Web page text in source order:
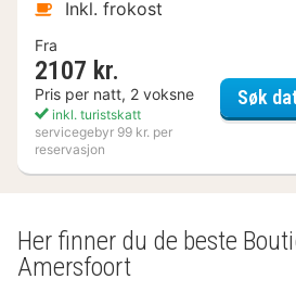
Inkl. frokost
Fra
2107 kr.
Pris per natt, 2 voksne
inkl. turistskatt
servicegebyr 99 kr. per
reservasjon
Søk
Her finner du de beste
Amersfoort